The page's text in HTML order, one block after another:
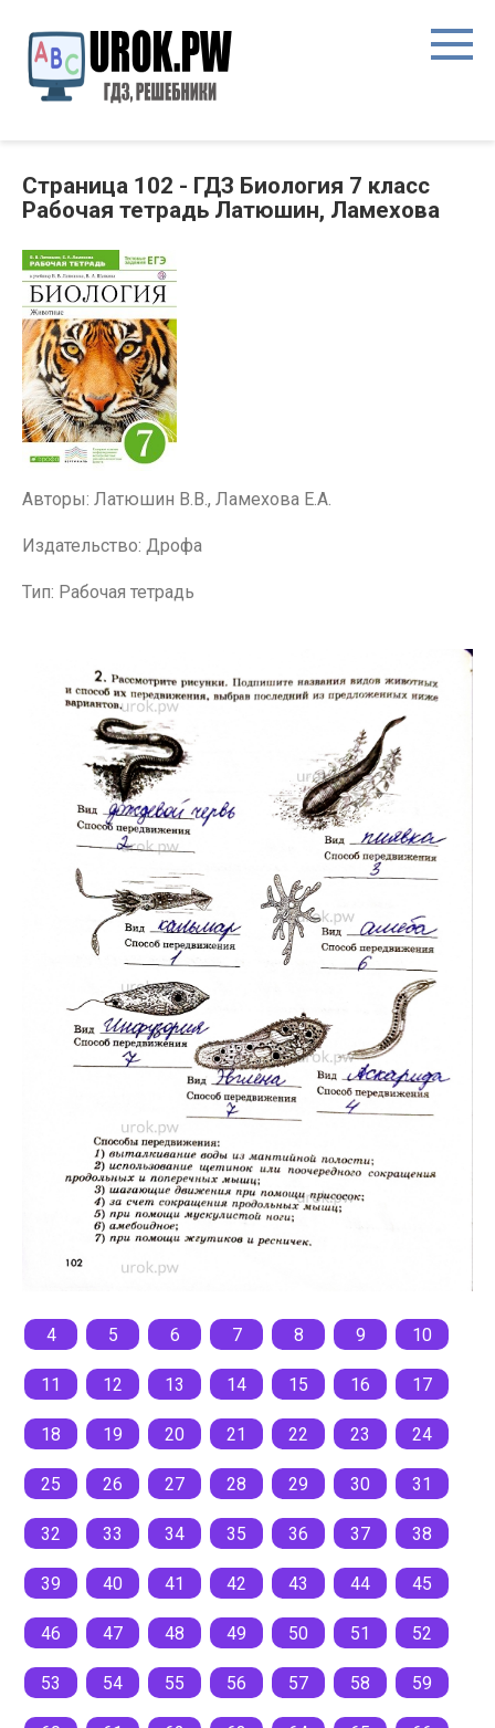
Страница 102 - ГДЗ Биология 7 класс
Рабочая тетрадь Латюшин, Ламехова
Авторы: Латюшин В.В., Ламехова Е.А.
Издательство: Дрофа
Тип: Рабочая тетрадь
4 5 6 7 8 9 10
11 12 13 14 15 16 17
18 19 20 21 22 23 24
25 26 27 28 29 30 31
32 33 34 35 36 37 38
39 40 41 42 43 44 45
46 47 48 49 50 51 52
53 54 55 56 57 58 59